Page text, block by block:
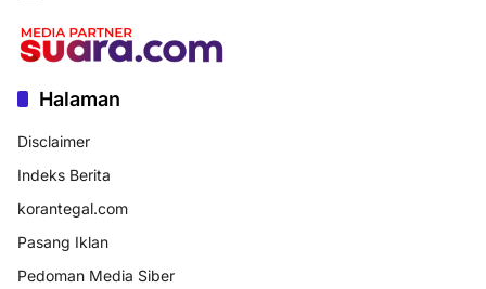
Halaman
Disclaimer
Indeks Berita
korantegal.com
Pasang Iklan
Pedoman Media Siber